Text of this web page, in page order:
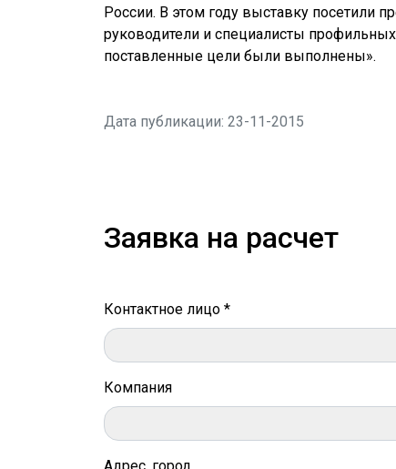
России. В этом году выставку посетили
руководители и специалисты
поставленные цели были выполнены».
Дата публикации: 23-11-2015
Заявка на расчет
Контактное лицо *
Компания